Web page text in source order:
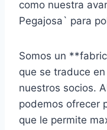
como nuestra
Pegajosa` para
Somos un
que se traduce
nuestros socios.
podemos ofrecer
que le permite